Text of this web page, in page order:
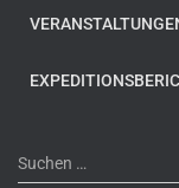
S
u
Suchen …